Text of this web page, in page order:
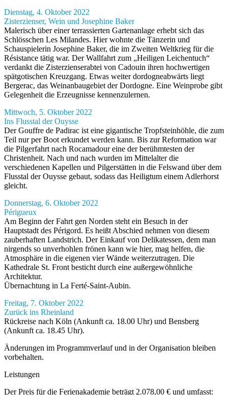
Dienstag, 4. Oktober 2022
Zisterzienser, Wein und Josephine Baker
Malerisch über einer terrassierten Gartenanlage erhebt sich das
Schlösschen Les Milandes. Hier wohnte die Tänzerin und
Schauspielerin Josephine Baker, die im Zweiten Weltkrieg für die
Résistance tätig war. Der Wallfahrt zum „Heiligen Leichentuch“
verdankt die Zisterzienserabtei von Cadouin ihren hochwertigen
spätgotischen Kreuzgang. Etwas weiter dordogneabwärts liegt
Bergerac, das Weinanbaugebiet der Dordogne. Eine Weinprobe gibt
Gelegenheit die Erzeugnisse kennenzulernen.
Mittwoch, 5. Oktober 2022
Ins Flusstal der Ouysse
Der Gouffre de Padirac ist eine gigantische Tropfsteinhöhle, die zum
Teil nur per Boot erkundet werden kann. Bis zur Reformation war
die Pilgerfahrt nach Rocamadour eine der berühmtesten der
Christenheit. Nach und nach wurden im Mittelalter die
verschiedenen Kapellen und Pilgerstätten in die Felswand über dem
Flusstal der Ouysse gebaut, sodass das Heiligtum einem Adlerhorst
gleicht.
Donnerstag, 6. Oktober 2022
Périgueux
Am Beginn der Fahrt gen Norden steht ein Besuch in der
Hauptstadt des Périgord. Es heißt Abschied nehmen von diesem
zauberhaften Landstrich. Der Einkauf von Delikatessen, dem man
nirgends so unverhohlen frönen kann wie hier, mag helfen, die
Atmosphäre in die eigenen vier Wände weiterzutragen. Die
Kathedrale St. Front besticht durch eine außergewöhnliche
Architektur.
Übernachtung in La Ferté-Saint-Aubin.
Freitag, 7. Oktober 2022
Zurück ins Rheinland
Rückreise nach Köln (Ankunft ca. 18.00 Uhr) und Bensberg
(Ankunft ca. 18.45 Uhr).
Änderungen im Programmverlauf und in der Organisation bleiben
vorbehalten.
Leistungen
Der Preis für die Ferienakademie beträgt 2.078,00 € und umfasst: